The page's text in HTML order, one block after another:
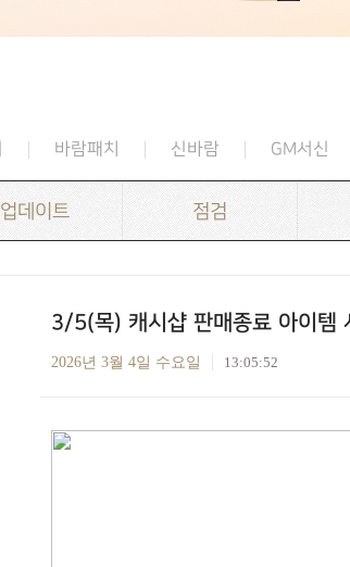
바람패치 신바람 GM서신
업데이트 점검
3/5(목) 캐시샵 판매종료 아이템
2026년 3월 4일 수요일 13:05:52